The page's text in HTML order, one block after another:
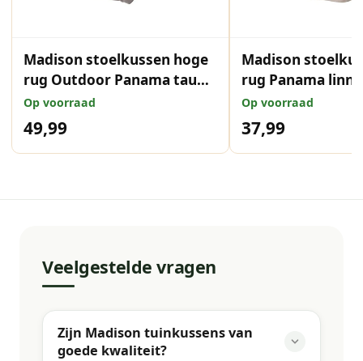
Madison stoelkussen hoge
rug Outdoor Panama taupe
123x50 cm
Op voorraad
49,99
Madison
rug Panama
cm
Op voorraad
37,99
Veelgestelde vragen
Zijn Madison tuinkussens van
goede kwaliteit?